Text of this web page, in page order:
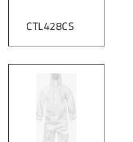
CTL428CS